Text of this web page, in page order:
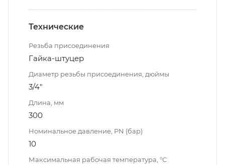
Технические
Резьба присоединения
Гайка-штуцер
Диаметр резьбы присоединения, дюймы
3/4"
Длина, мм
300
Номинальное давление, PN (бар)
10
Максимальная рабочая температура, °С